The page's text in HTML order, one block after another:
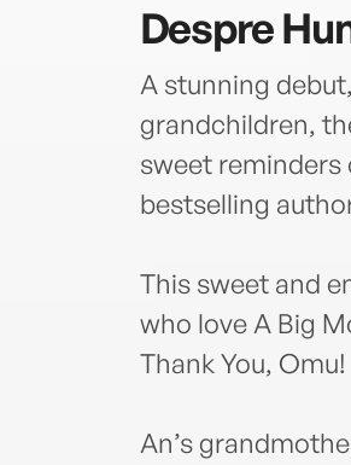
Despre
A stunning
grandchildren,
sweet
bestselling
This sweet and
who love A Big
Thank You, Omu!
An’s